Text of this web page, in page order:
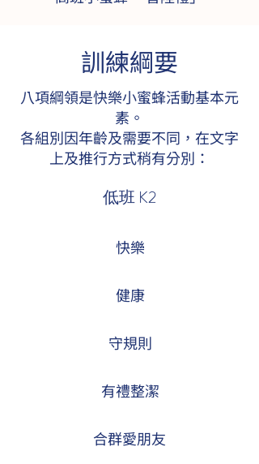
訓練綱要
八項綱領是快樂小蜜蜂活動基本元
素。
各組別因年齡及需要不同，在文字
上及推行方式稍有分別：
低班 K2
快樂
健康
守規則
有禮整潔
合群愛朋友